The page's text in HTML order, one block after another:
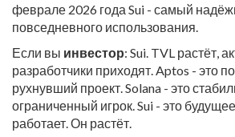
феврале 2026 года Sui - самый
повседневного использования.
Если вы инвестор: Sui. TVL растёт,
разработчики приходят. Aptos - это
рухнувший проект. Solana - это
ограниченный игрок. Sui - это
работает. Он растёт.